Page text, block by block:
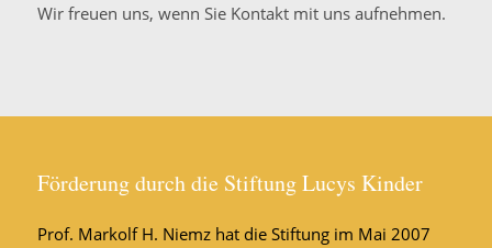
Wir freuen uns, wenn Sie Kontakt mit uns aufnehmen.
Förderung durch die Stiftung Lucys Kinder
Prof. Markolf H. Niemz hat die Stiftung im Mai 2007